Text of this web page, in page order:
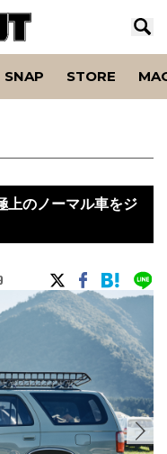
SNAP STORE
上のノーマル車をジ